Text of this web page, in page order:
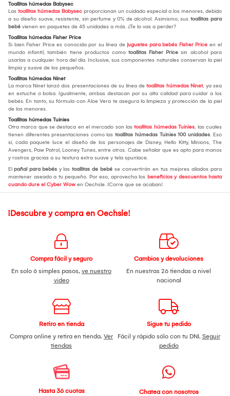
Toallitas húmedas Babysec
Las toallitas húmedas Babysec proporcionan un cuidado especial a los menores, debido
a su diseño suave, resistente, sin perfume y 0% de alcohol. Asimismo, sus toallitas para
bebé vienen en paquetes de 45 unidades a más. ¿Te lo vas a perder?
Toallitas húmedas Fisher Price
Si bien Fisher Price es conocida por su línea de juguetes para bebés Fisher Price en el
mundo infantil, también tiene productos como toallitas Fisher Price sin alcohol para
usarlas a cualquier hora del día. Inclusive, sus componentes naturales conservan la piel
limpia y suave de los pequeños.
Toallitas húmedas Ninet
La marca Ninet lanzó dos presentaciones de su línea de toallitas húmedas Ninet, ya sea
en estuche o bolsa. Igualmente, ambas destacan por su alta calidad para cuidar a los
bebés. En tanto, su fórmula con Aloe Vera te asegura la limpieza y protección de la piel
de los menores.
Toallitas húmedas Tuinies
Otra marca que se destaca en el mercado son las toallitas húmedas Tuinies, las cuales
tienen diferentes presentaciones como las toallitas húmedas Tuinies 100 unidades. Eso
sí, cada paquete luce el diseño de los personajes de Disney, Hello Kitty, Minions, The
Avengers, Paw Patrol, Looney Tunes, entre otros. Cabe señalar que es apto para manos
y rostros gracias a su textura extra suave y tela spunlace.
El pañal para bebés y las toallitas de bebé se convertirán en tus mejores aliados para
mantener aseado a tu pequeño. Por eso, aprovecha los beneficios y descuentos hasta
cuando dure el Cyber Wow en Oechsle. ¡Corre que se acaban!
¡Descubre y compra en Oechsle!
Compra fácil y seguro
En solo 6 simples pasos, ve nuestro
video
Cambios y devoluciones
En nuestras 26 tiendas a nivel
nacional
Retiro en tienda
Compra online y retira en tienda. Ver
tiendas
Sigue tu pedido
Fácil y rápido sólo con tu DNI. Seguir
pedido
Hasta 36 cuotas
Chatea con nosotros